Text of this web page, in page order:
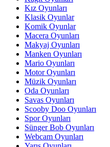
Kız Oyunları
Klasik Oyunlar
Komik Oyunlar
Macera Oyunları
Makyaj Oyunları
Manken Oyunları
Mario Oyunları
Motor Oyunları
Müzik Oyunları
Oda Oyunları
Savas Oyunları
Scooby Doo Oyunları
Spor Oyunları
Sünger Bob Oyunları
Webcam Oyunları